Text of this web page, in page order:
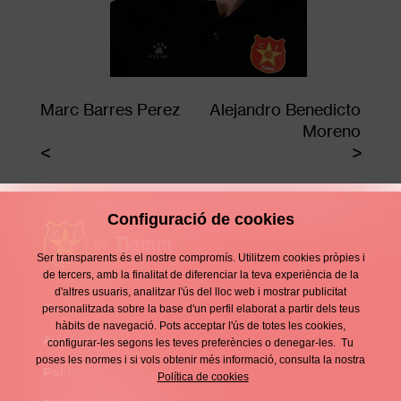
Marc Barres Perez
Alejandro Benedicto
Moreno
Enllaços
d'interès
Contacte
Footer
Avís legal
Política de privacitat
Configuració de cookies
Ser transparents és el nostre compromís. Utilitzem cookies pròpies i
de tercers, amb la finalitat de diferenciar la teva experiència de la
d'altres usuaris, analitzar l'ús del lloc web i mostrar publicitat
personalitzada sobre la base d'un perfil elaborat a partir dels teus
hàbits de navegació. Pots acceptar l'ús de totes les cookies,
configurar-les segons les teves preferències o denegar-les. Tu
poses les normes i si vols obtenir més informació, consulta la nostra
Política de cookies